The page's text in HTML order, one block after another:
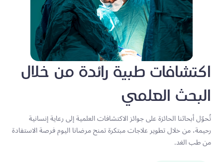
اكتشافات طبية رائدة من خلال
البحث العلمي
تُحوّل أبحاثنا الحائزة على جوائز الاكتشافات العلمية إلى رعاية إنسانية
رحيمة، من خلال تطوير علاجات مبتكرة تمنح مرضانا اليوم فرصة الاستفادة
من طب الغد.